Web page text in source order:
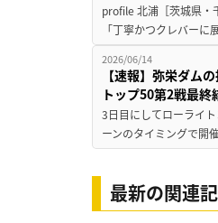
profile 北浦［茨城県・
「丁寧かつクレバー
2026/06/14
【速報】弥栄ダム
トップ50第2戦最終
3日目にしてローライ
ーンのタイミングで開
最新の関連